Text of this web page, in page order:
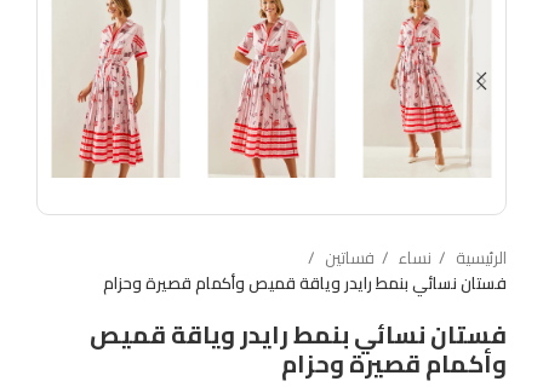
الرئيسية نساء
فساتين
فستان نسائي بنمط رايدر وياقة قميص وأكمام قصيرة وحزام
فستان نسائي بنمط رايدر وياقة قميص
وأكمام قصيرة وحزام